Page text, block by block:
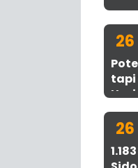
26
tapi
Hari
26